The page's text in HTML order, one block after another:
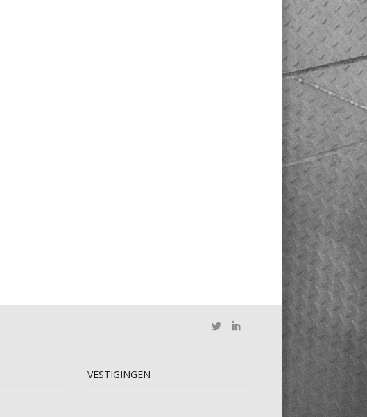
VESTIGINGEN